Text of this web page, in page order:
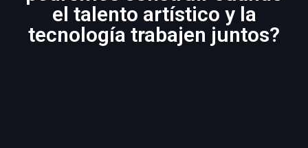
el talento artístico y la
tecnología trabajen juntos?